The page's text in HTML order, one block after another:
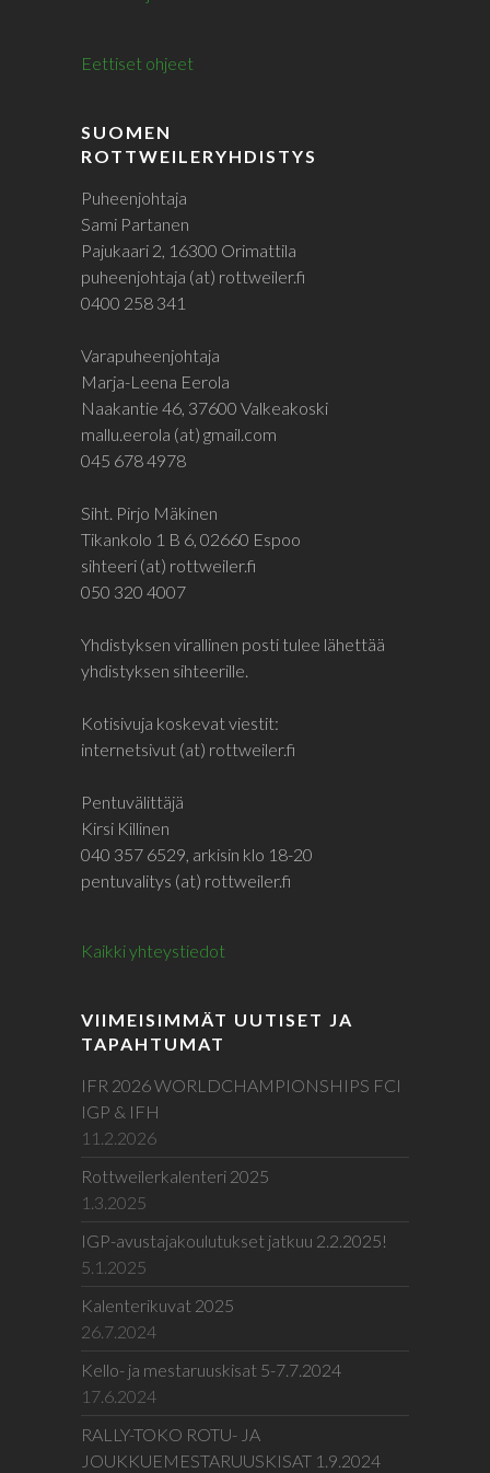
Eettiset ohjeet
SUOMEN
ROTTWEILERYHDISTYS
Puheenjohtaja
Sami Partanen
Pajukaari 2, 16300 Orimattila
puheenjohtaja (at) rottweiler.fi
0400 258 341
Varapuheenjohtaja
Marja-Leena Eerola
Naakantie 46, 37600 Valkeakoski
mallu.eerola (at) gmail.com
045 678 4978
Siht. Pirjo Mäkinen
Tikankolo 1 B 6, 02660 Espoo
sihteeri (at) rottweiler.fi
050 320 4007
Yhdistyksen virallinen posti tulee lähettää
yhdistyksen sihteerille.
Kotisivuja koskevat viestit:
internetsivut (at) rottweiler.fi
Pentuvälittäjä
Kirsi Killinen
040 357 6529, arkisin klo 18-20
pentuvalitys (at) rottweiler.fi
Kaikki yhteystiedot
VIIMEISIMMÄT UUTISET JA
TAPAHTUMAT
IFR 2026 WORLDCHAMPIONSHIPS FCI
IGP & IFH
11.2.2026
Rottweilerkalenteri 2025
1.3.2025
IGP-avustajakoulutukset jatkuu 2.2.2025!
5.1.2025
Kalenterikuvat 2025
26.7.2024
Kello- ja mestaruuskisat 5-7.7.2024
17.6.2024
RALLY-TOKO ROTU- JA
JOUKKUEMESTARUUSKISAT 1.9.2024